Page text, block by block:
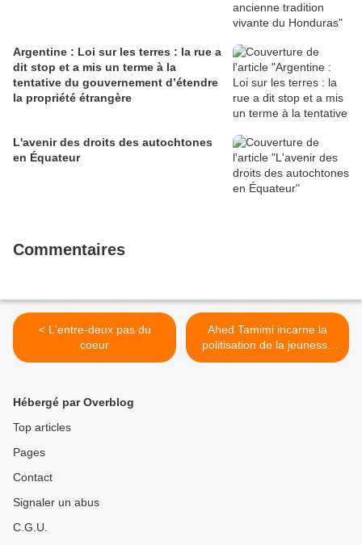
Argentine : Loi sur les terres : la rue a
dit stop et a mis un terme à la
tentative du gouvernement d’étendre
la propriété étrangère
L'avenir des droits des autochtones
en Équateur
Commentaires
< L'entre-deux pas du
coeur
Ahed Tamimi incarne la
politisation de la jeunesse
palestinienne >
Hébergé par Overblog
Top articles
Pages
Contact
Signaler un abus
C.G.U.